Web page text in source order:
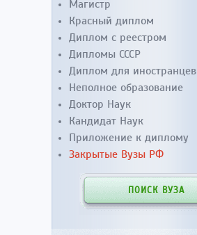
Магистр
Красный диплом
Диплом с реестром
Дипломы СССР
Диплом для иностранцев
Неполное образование
Доктор Наук
Кандидат Наук
Приложение к диплому
Закрытые Вузы РФ
ПОИСК ВУЗА